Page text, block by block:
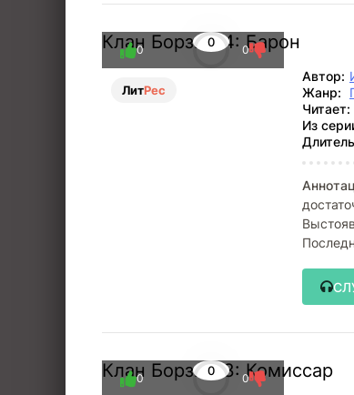
Клан Борзых 4: Барон
ЛитРес
0
0 0
Автор:
Жанр:
Читает:
Из
Клан Борзых 3: Комиссар
0
0 0